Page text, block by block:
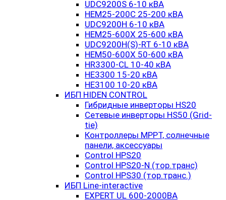
UDC9200S 6-10 кВА
HEM25-200C 25-200 кВА
UDC9200H 6-10 кВА
HEM25-600X 25-600 кВА
UDC9200H(S)-RT 6-10 кВА
HEM50-600X 50-600 кВА
HR3300-CL 10-40 кВА
HE3300 15-20 кВА
HE3100 10-20 кВА
ИБП HIDEN CONTROL
Гибридные инверторы HS20
Сетевые инверторы HS50 (Grid-
tie)
Контроллеры MPPT, солнечные
панели, аксессуары
Control HPS20
Control HPS20-N (тор.транс)
Control HPS30 (тор.транс.)
ИБП Line-interactive
EXPERT UL 600-2000ВА